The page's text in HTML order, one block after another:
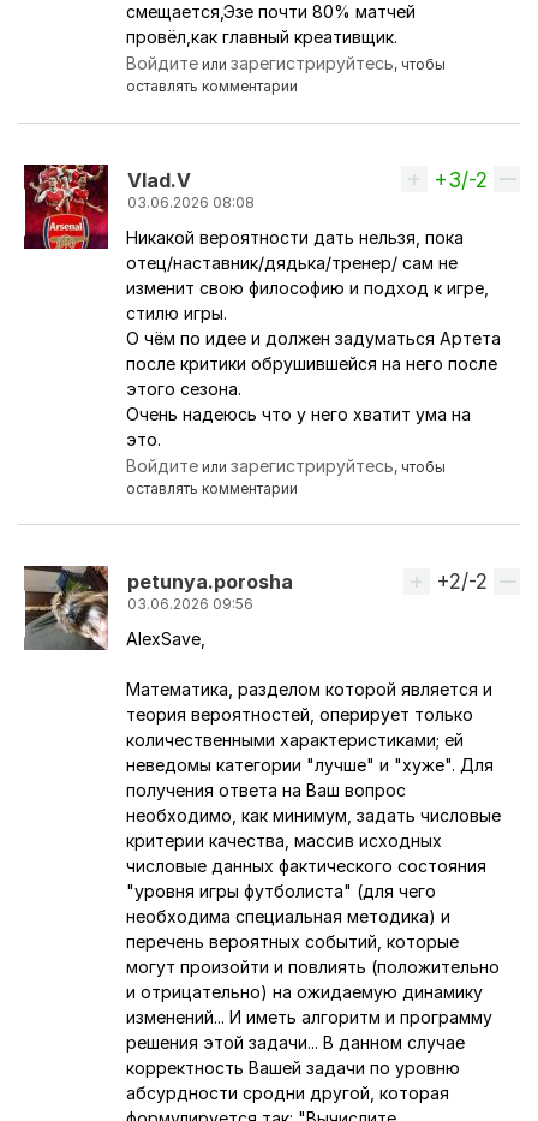
смещается,Эзе почти 80% матчей
провёл,как главный креативщик.
Войдите илизарегистрируйтесь, чтобы
оставлять комментарии
Vlad.V
03.06.2026 08:08
Ответ на комментарий пользователяAlexSave
Вверх
+3/-2
Никакой вероятности дать нельзя, пока
отец/наставник/дядька/тренер/ сам не
изменит свою философию и подход к игре,
стилю игры.
О чём по идее и должен задуматься Артета
после критики обрушившейся на него после
этого сезона.
Очень надеюсь что у него хватит ума на
это.
Войдите илизарегистрируйтесь, чтобы
оставлять комментарии
petunya.porosha
03.06.2026 09:56
Вверх
+2/-2
AlexSave,
Математика, разделом которой является и
теория вероятностей, оперирует только
количественными характеристиками; ей
неведомы категории "лучше" и "хуже". Для
получения ответа на Ваш вопрос
необходимо, как минимум, задать числовые
критерии качества, массив исходных
числовые данных фактического состояния
"уровня игры футболиста" (для чего
необходима специальная методика) и
перечень вероятных событий, которые
могут произойти и повлиять (положительно
и отрицательно) на ожидаемую динамику
изменений... И иметь алгоритм и программу
решения этой задачи... В данном случае
корректность Вашей задачи по уровню
абсурдности сродни другой, которая